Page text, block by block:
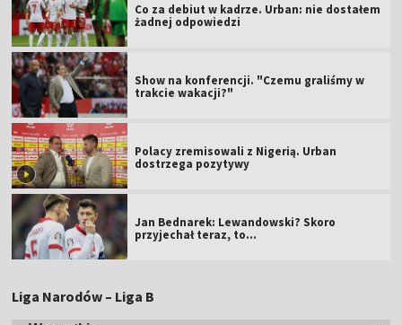
Co za debiut w kadrze. Urban: nie dostałem
żadnej odpowiedzi
Show na konferencji. "Czemu graliśmy w
trakcie wakacji?"
Polacy zremisowali z Nigerią. Urban
dostrzega pozytywy
Jan Bednarek: Lewandowski? Skoro
przyjechał teraz, to…
Liga Narodów – Liga B